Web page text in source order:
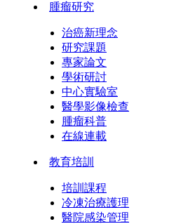
腫瘤研究
治癌新理念
研究課題
專家論文
學術研討
中心實驗室
醫學影像檢查
腫瘤科普
在線連載
教育培訓
培訓課程
冷凍治療護理
醫院感染管理